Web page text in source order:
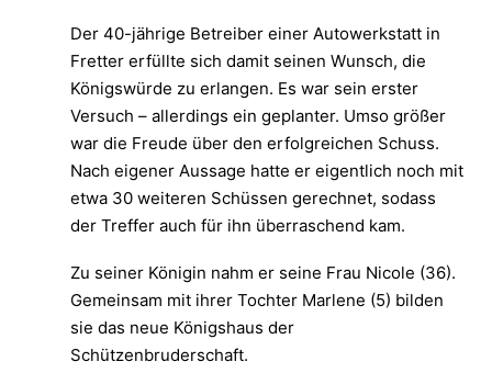
Der 40-jährige Betreiber einer Autowerkstatt in
Fretter erfüllte sich damit seinen Wunsch, die
Königswürde zu erlangen. Es war sein erster
Versuch – allerdings ein geplanter. Umso größer
war die Freude über den erfolgreichen Schuss.
Nach eigener Aussage hatte er eigentlich noch mit
etwa 30 weiteren Schüssen gerechnet, sodass
der Treffer auch für ihn überraschend kam.
Zu seiner Königin nahm er seine Frau Nicole (36).
Gemeinsam mit ihrer Tochter Marlene (5) bilden
sie das neue Königshaus der
Schützenbruderschaft.